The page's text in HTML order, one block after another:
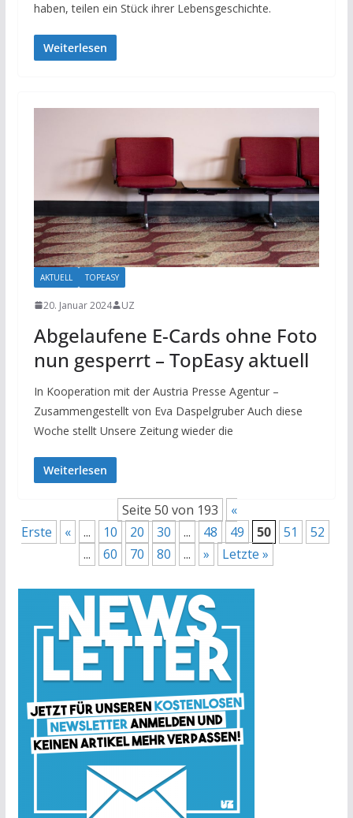
haben, teilen ein Stück ihrer Lebensgeschichte.
Weiterlesen
AKTUELL TOPEASY
20. Januar 2024 UZ
Abgelaufene E-Cards ohne Foto
nun gesperrt – TopEasy aktuell
In Kooperation mit der Austria Presse Agentur –
Zusammengestellt von Eva Daspelgruber Auch diese
Woche stellt Unsere Zeitung wieder die
Weiterlesen
Seite 50 von 193
«
Erste
« ... 10 20 30 ... 48 49 50 51
52
...
60 70 80 ... » Letzte »